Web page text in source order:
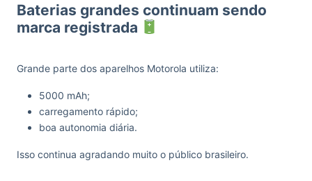
Baterias grandes continuam sendo
marca registrada
Grande parte dos aparelhos Motorola utiliza:
5000 mAh;
carregamento rápido;
boa autonomia diária.
Isso continua agradando muito o público brasileiro.